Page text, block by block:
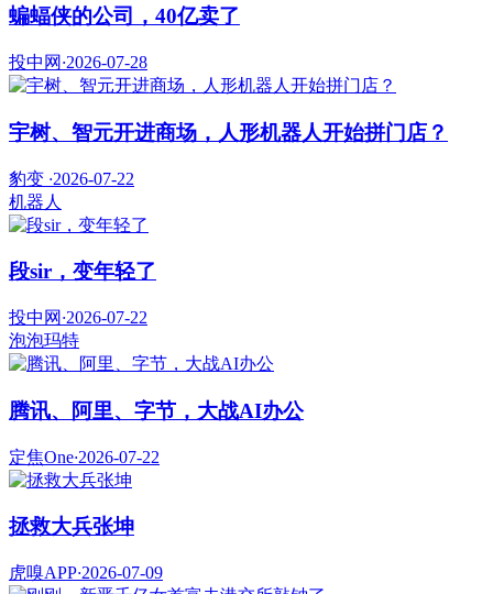
蝙蝠侠的公司，40亿卖了
投中网 ·2026-07-28
宇树、智元开进商场，人形机器人开始拼门店？
豹变 ·2026-07-22
机器人
段sir，变年轻了
投中网 ·2026-07-22
泡泡玛特
腾讯、阿里、字节，大战AI办公
定焦One·2026-07-22
拯救大兵张坤
虎嗅APP·2026-07-09